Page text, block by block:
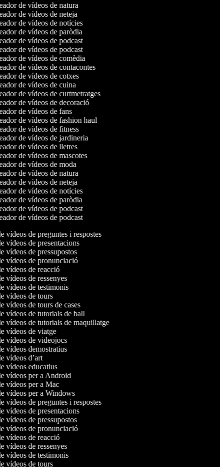
de vídeos de natura
de vídeos de neteja
de vídeos de notícies
de vídeos de paròdia
de vídeos de podcast
de vídeos de podcast
de vídeos de comèdia
de vídeos de contacontes
de vídeos de cotxes
de vídeos de cuina
de vídeos de curtmetratges
de vídeos de decoració
de vídeos de fans
de vídeos de fashion haul
de vídeos de fitness
de vídeos de jardineria
de vídeos de lletres
de vídeos de mascotes
de vídeos de moda
de vídeos de natura
de vídeos de neteja
de vídeos de notícies
de vídeos de paròdia
de vídeos de podcast
de vídeos de podcast
vídeos de preguntes i respostes
vídeos de presentacions
vídeos de pressupostos
vídeos de pronunciació
vídeos de reacció
vídeos de ressenyes
vídeos de testimonis
vídeos de tours
vídeos de tours de cases
vídeos de tutorials de ball
vídeos de tutorials de maquillatge
vídeos de viatge
vídeos de videojocs
vídeos demostratius
vídeos d’art
vídeos educatius
vídeos per a Android
vídeos per a Mac
vídeos per a Windows
vídeos de preguntes i respostes
vídeos de presentacions
vídeos de pressupostos
vídeos de pronunciació
vídeos de reacció
vídeos de ressenyes
vídeos de testimonis
vídeos de tours